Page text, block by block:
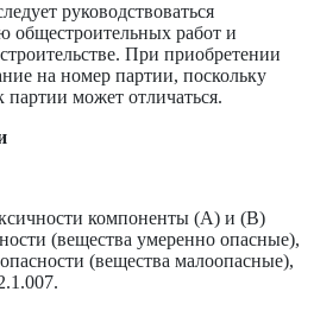
руководствоваться
общестроительных работ и
При приобретении
на номер партии, поскольку
партии может отличаться.
компоненты (А) и (B)
(вещества умеренно опасные),
(вещества малоопасные),